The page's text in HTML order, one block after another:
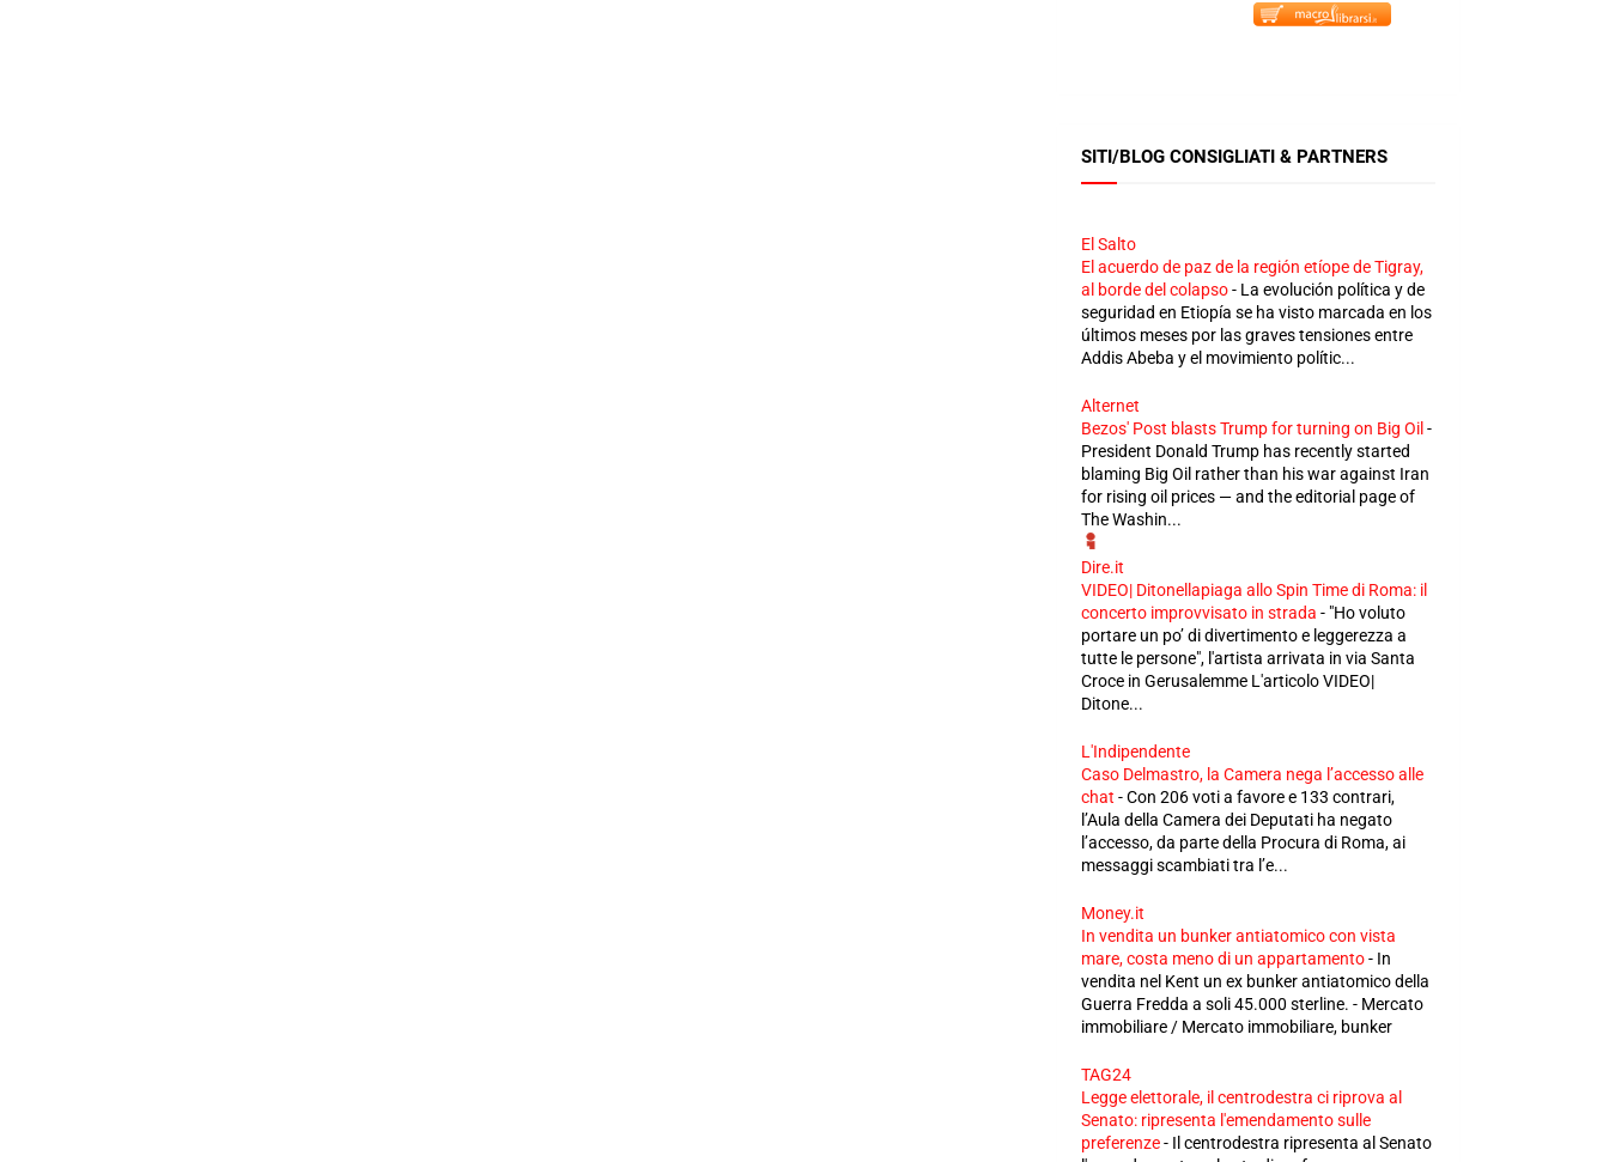
SITI/BLOG CONSIGLIATI & PARTNERS
El Salto
El acuerdo de paz de la región etíope de Tigray,
al borde del colapso- La evolución política y de
seguridad en Etiopía se ha visto marcada en los
últimos meses por las graves tensiones entre
Addis Abeba y el movimiento polític...
Alternet
Bezos' Post blasts Trump for turning on Big Oil -
President Donald Trump has recently started
blaming Big Oil rather than his war against Iran
for rising oil prices — and the editorial page of
The Washin...
Dire.it
VIDEO| Ditonellapiaga allo Spin Time di Roma: il
concerto improvvisato in strada - "Ho voluto
portare un po’ di divertimento e leggerezza a
tutte le persone", l'artista arrivata in via Santa
Croce in Gerusalemme L'articolo VIDEO|
Ditone...
L'Indipendente
Caso Delmastro, la Camera nega l’accesso alle
chat -Con 206 voti a favore e 133 contrari,
l’Aula della Camera dei Deputati ha negato
l’accesso, da parte della Procura di Roma, ai
messaggi scambiati tra l’e...
Money.it
In vendita un bunker antiatomico con vista
mare, costa meno di un appartamento- In
vendita nel Kent un ex bunker antiatomico della
Guerra Fredda a soli 45.000 sterline. - Mercato
immobiliare / Mercato immobiliare, bunker
TAG24
Legge elettorale, il centrodestra ci riprova al
Senato: ripresenta l'emendamento sulle
preferenze- Il centrodestra ripresenta al Senato